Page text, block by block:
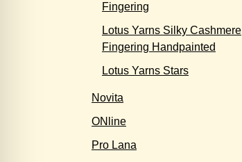
Fingering
Lotus Yarns Silky Cashmere
Fingering Handpainted
Lotus Yarns Stars
Novita
ONline
Pro Lana